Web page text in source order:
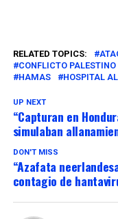
RELATED TOPICS:
CONFLICTO PALESTINO
HAMAS
HOSPITAL
UP NEXT
“Capturan en
simulaban
DON'T MISS
“Azafata
contagio de